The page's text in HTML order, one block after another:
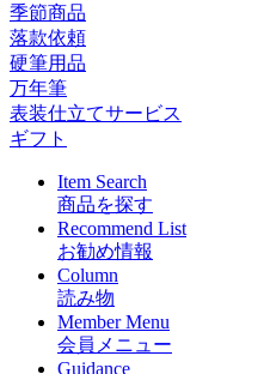
季節商品
落款依頼
硬筆用品
万年筆
表装仕立てサービス
ギフト
Item Search
商品を探す
Recommend List
お勧め情報
Column
読み物
Member Menu
会員メニュー
Guidance